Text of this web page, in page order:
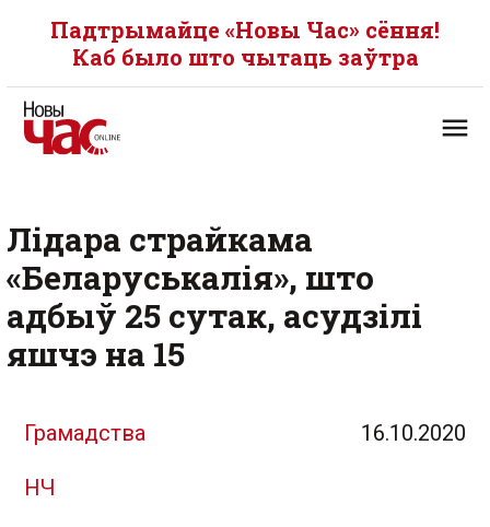
Падтрымайце «Новы Час» сёння!
Каб было што чытаць заўтра
Лідара страйкама
«Беларуськалія», што
адбыў 25 сутак, асудзілі
яшчэ на 15
Грамадства 16.10.2020
НЧ